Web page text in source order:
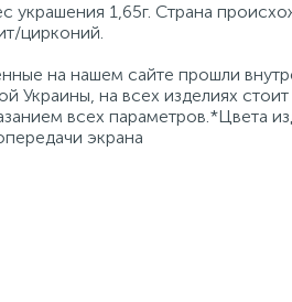
украшения 1,65г. Страна
цирконий.
на нашем сайте прошли
Украины, на всех изделиях
всех параметров.*Цвета
экрана